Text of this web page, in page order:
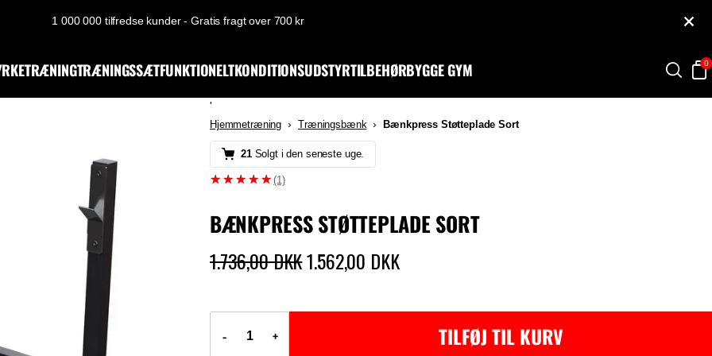
1 000 000 tilfredse kunder - Gratis fragt over 700 kr
TRÆNINGSSÆTFUNKTIONELTKONDITIONSUDSTYRTILBEHØRBYGGE GYM SØG
0
'
Hjemmetræning › Træningsbænk › Bænkpress Støtteplade Sort
21 Solgt i den seneste uge.
(1)
BÆNKPRESS STØTTEPLADE SORT
1.736,00 DKK1.562,00 DKK
- + TILFØJ TIL KURV